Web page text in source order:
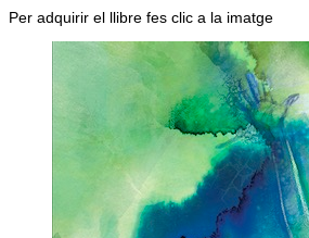
Per adquirir el llibre fes clic a la imatge